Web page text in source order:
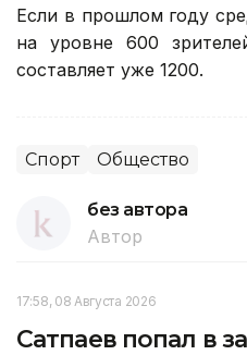
Если в прошлом году
на уровне 600
составляет уже 1200.
Спорт Общество
без автора
Автор
17:58, 08 Августа 2026
Сатпаев попал в